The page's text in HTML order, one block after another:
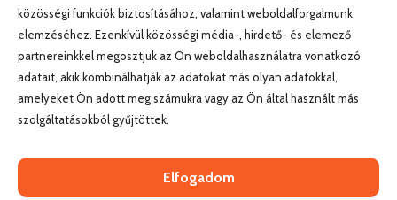
közösségi funkciók biztosításához, valamint weboldalforgalmunk
elemzéséhez. Ezenkívül közösségi média-, hirdető- és elemező
partnereinkkel megosztjuk az Ön weboldalhasználatra vonatkozó
adatait, akik kombinálhatják az adatokat más olyan adatokkal,
amelyeket Ön adott meg számukra vagy az Ön által használt más
szolgáltatásokból gyűjtöttek.
Elfogadom